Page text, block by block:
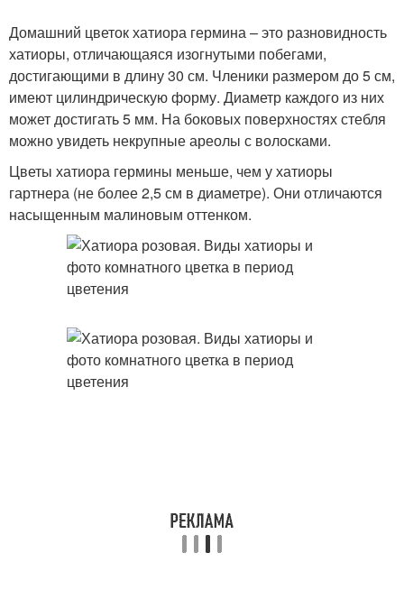
Домашний цветок хатиора гермина – это разновидность
хатиоры, отличающаяся изогнутыми побегами,
достигающими в длину 30 см. Членики размером до 5 см,
имеют цилиндрическую форму. Диаметр каждого из них
может достигать 5 мм. На боковых поверхностях стебля
можно увидеть некрупные ареолы с волосками.
Цветы хатиора гермины меньше, чем у хатиоры
гартнера (не более 2,5 см в диаметре). Они отличаются
насыщенным малиновым оттенком.